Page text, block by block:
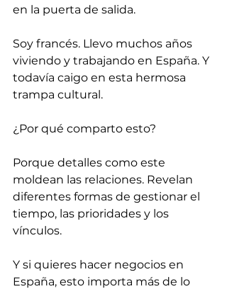
en la puerta de salida.
Soy francés. Llevo muchos años
viviendo y trabajando en España. Y
todavía caigo en esta hermosa
trampa cultural.
¿Por qué comparto esto?
Porque detalles como este
moldean las relaciones. Revelan
diferentes formas de gestionar el
tiempo, las prioridades y los
vínculos.
Y si quieres hacer negocios en
España, esto importa más de lo